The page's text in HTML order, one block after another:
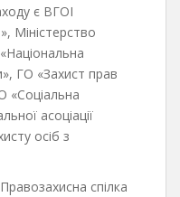
є ВГОІ
Міністерство
ГО «Захист прав
«Соціальна
асоціації
осіб з
спілка